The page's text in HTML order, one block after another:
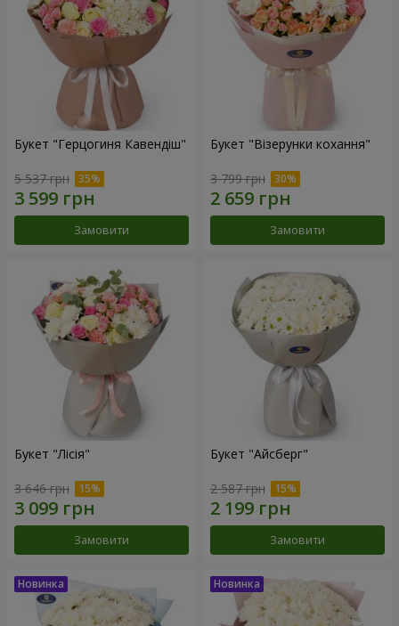
Букет "Герцогиня Кавендіш"
5 537 грн
Замовити
Букет "Візерунки кохання"
3 799 грн
Замовити
Букет "Лісія"
3 646 грн
Замовити
Букет "Айсберг"
2 587 грн
Замовити